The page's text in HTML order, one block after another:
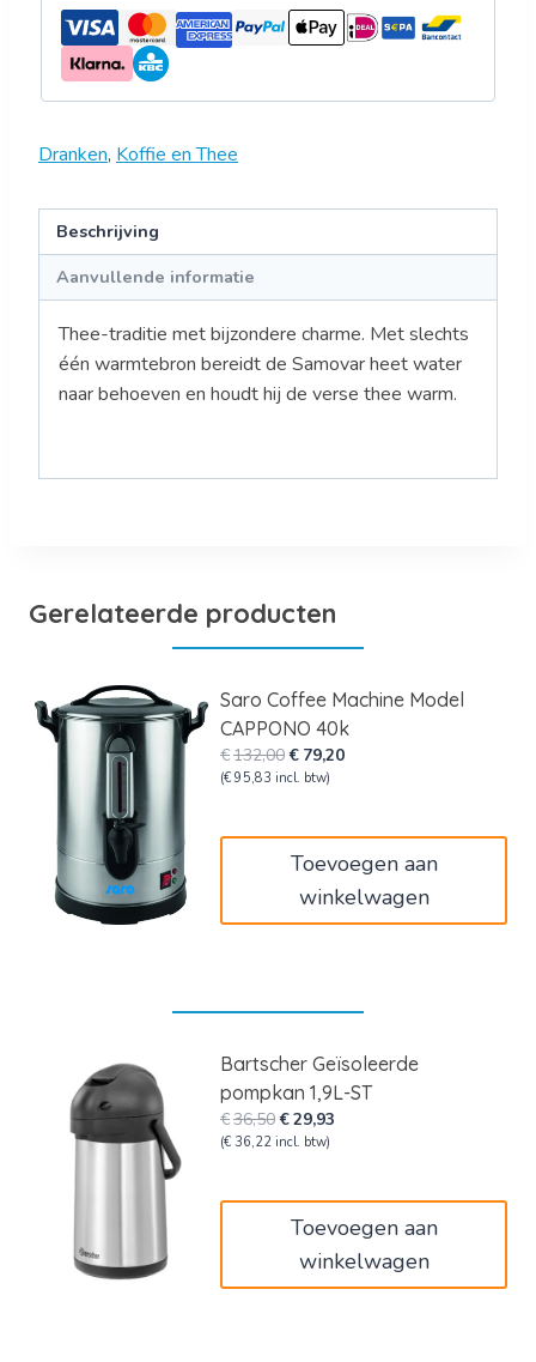
Dranken, Koffie en Thee
Beschrijving
Aanvullende informatie
Thee-traditie met bijzondere charme. Met slechts
één warmtebron bereidt de Samovar heet water
naar behoeven en houdt hij de verse thee warm.
Gerelateerde producten
Saro Coffee Machine Model
CAPPONO 40k
€132,00Oorspronkelijke
prijs
€ 79,20Huidige
(€ 95,83 incl. btw)
Toevoegen aan
winkelwagen
Bartscher Geïsoleerde
pompkan 1,9L-ST
€36,50Oorspronkelijke
prijs
€29,93
(€ 36,22 incl. btw)
Toevoegen aan
winkelwagen